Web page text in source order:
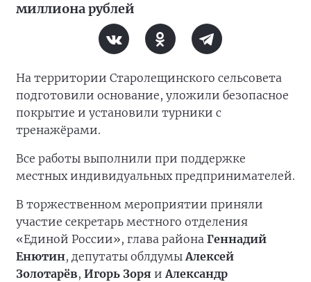
миллиона рублей
На территории Старолещинского сельсовета
подготовили основание, уложили безопасное
покрытие и установили турники с
тренажёрами.
Все работы выполнили при поддержке
местных индивидуальных предпринимателей.
В торжественном мероприятии приняли
участие секретарь местного отделения
«Единой России», глава района Геннадий
Енютин, депутаты облдумыАлексей
Золотарёв, Игорь Зоря иАлександр